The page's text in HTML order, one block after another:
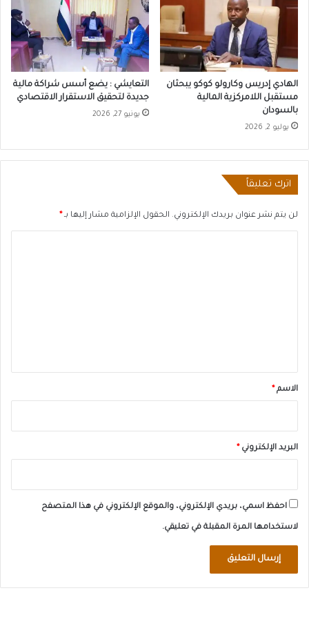
الهادي إدريس وكارولو كوكو يبحثان
مستقبل اللامركزية المالية
بالسودان
يوليو 2, 2026
التعايشي : يضع أسس شراكة مالية
جديدة لتحقيق الاستقرار الاقتصادي
يونيو 27, 2026
اترك تعليقاً
لن يتم نشر عنوان بريدك الإلكتروني. الحقول الإلزامية مشار إليها بـ*
*الاسم*
البريد الإلكتروني*
احفظ اسمي، بريدي الإلكتروني، والموقع الإلكتروني في هذا المتصفح
لاستخدامها المرة المقبلة في تعليقي.